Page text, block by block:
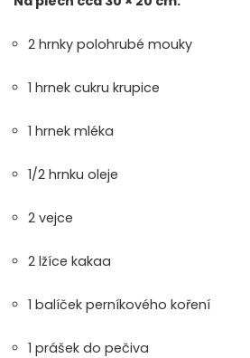
2 hrnky polohrubé mouky
1 hrnek cukru krupice
1 hrnek mléka
1/2 hrnku oleje
2 vejce
2 lžíce kakaa
1 balíček perníkového koření
1 prášek do pečiva